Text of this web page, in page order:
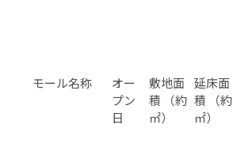
モール名称
オー
プン
日
敷地面
積 （約
㎡）
延床面
積 （約
㎡）